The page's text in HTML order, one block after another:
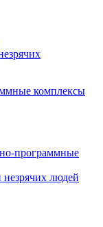
комплексы
программные
людей